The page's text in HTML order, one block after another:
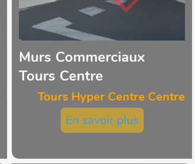
Murs Commerciaux
Tours Centre
Tours Hyper Centre Centre
En savoir plus